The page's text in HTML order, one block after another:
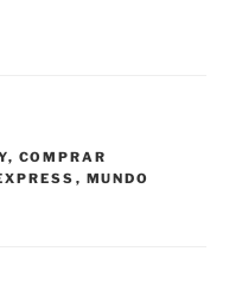
, COMPRAR
, MUNDO